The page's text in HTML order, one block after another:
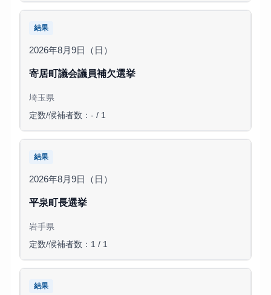
結果
2026年8月9日（日）
寄居町議会議員補欠選挙
埼玉県
定数/候補者数：- / 1
結果
2026年8月9日（日）
平泉町長選挙
岩手県
定数/候補者数：1 / 1
結果